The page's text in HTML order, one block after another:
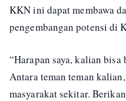
KKN ini dapat membawa
pengembangan potensi di
“Harapan saya, kalian
Antara teman teman
masyarakat sekitar.